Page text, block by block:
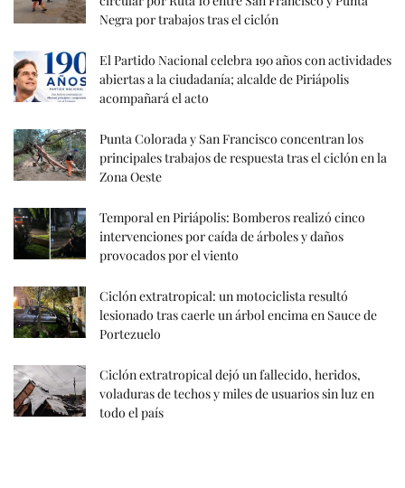
Negra por trabajos tras el ciclón
El Partido Nacional celebra 190 años con actividades
abiertas a la ciudadanía; alcalde de Piriápolis
acompañará el acto
Punta Colorada y San Francisco concentran los
principales trabajos de respuesta tras el ciclón en la
Zona Oeste
Temporal en Piriápolis: Bomberos realizó cinco
intervenciones por caída de árboles y daños
provocados por el viento
Ciclón extratropical: un motociclista resultó
lesionado tras caerle un árbol encima en Sauce de
Portezuelo
Ciclón extratropical dejó un fallecido, heridos,
voladuras de techos y miles de usuarios sin luz en
todo el país